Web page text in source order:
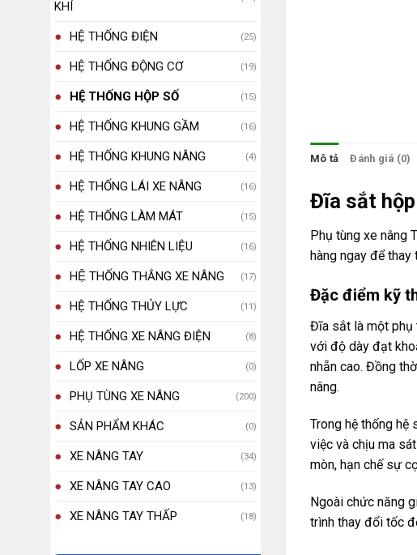
KHÍ
HỆ THỐNG ĐIỆN (25)
HỆ THỐNG ĐỘNG CƠ (19)
HỆ THỐNG HỘP SỐ (15)
HỆ THỐNG KHUNG GẦM (16)
HỆ THỐNG KHUNG NÂNG (4)
HỆ THỐNG LÁI XE NÂNG (16)
HỆ THỐNG LÀM MÁT (15)
HỆ THỐNG NHIÊN LIỆU (16)
HỆ THỐNG THẮNG XE NÂNG (17)
HỆ THỐNG THỦY LỰC (11)
HỆ THỐNG XE NÂNG ĐIỆN (8)
LỐP XE NÂNG (0)
PHỤ TÙNG XE NÂNG (200)
SẢN PHẨM KHÁC (0)
XE NÂNG TAY (34)
XE NÂNG TAY CAO (13)
XE NÂNG TAY THẤP (18)
Mô tả Đánh giá (0)
Đĩa sắt
Phụ tùng xe nâng
hàng ngay để
Đặc điểm kỹ
Đĩa sắt là một phụ
với độ dày đạt
nhẵn cao. Đồng
nâng.
Trong hệ thống hệ
việc và chịu ma
mòn, hạn chế sự
Ngoài chức năng
trình thay đổi tốc